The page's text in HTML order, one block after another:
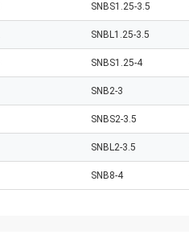
SNBS1.25-3.5
SNBL1.25-3.5
SNBS1.25-4
SNB2-3
SNBS2-3.5
SNBL2-3.5
SNB8-4